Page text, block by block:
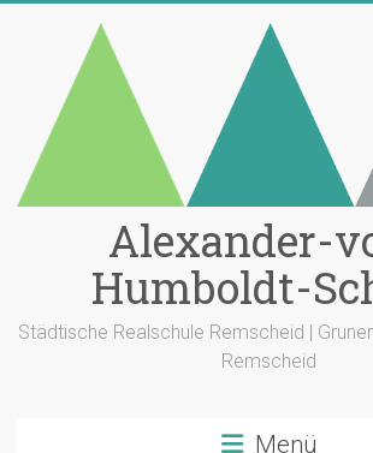
Alexander-
Humboldt-
Städtische Realschule Remscheid |
Remscheid
Menü